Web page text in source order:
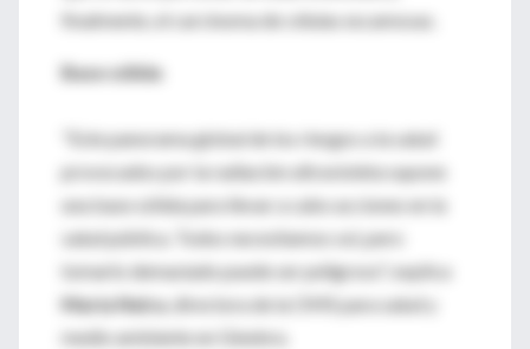
finalmente, el carcinoma de células escamosas.
Base sólida
"Este panorama global de los riesgos a la salud
provocados por la radiación ultravioleta supone
una base sólida para llevar a cabo acciones en la
salud pública. Todos necesitamos sol, pero
tomarlo demasiado puede ser peligroso", explica
Maria Neira, directora de la OMS para salud y
medio ambiente en Ginebra.